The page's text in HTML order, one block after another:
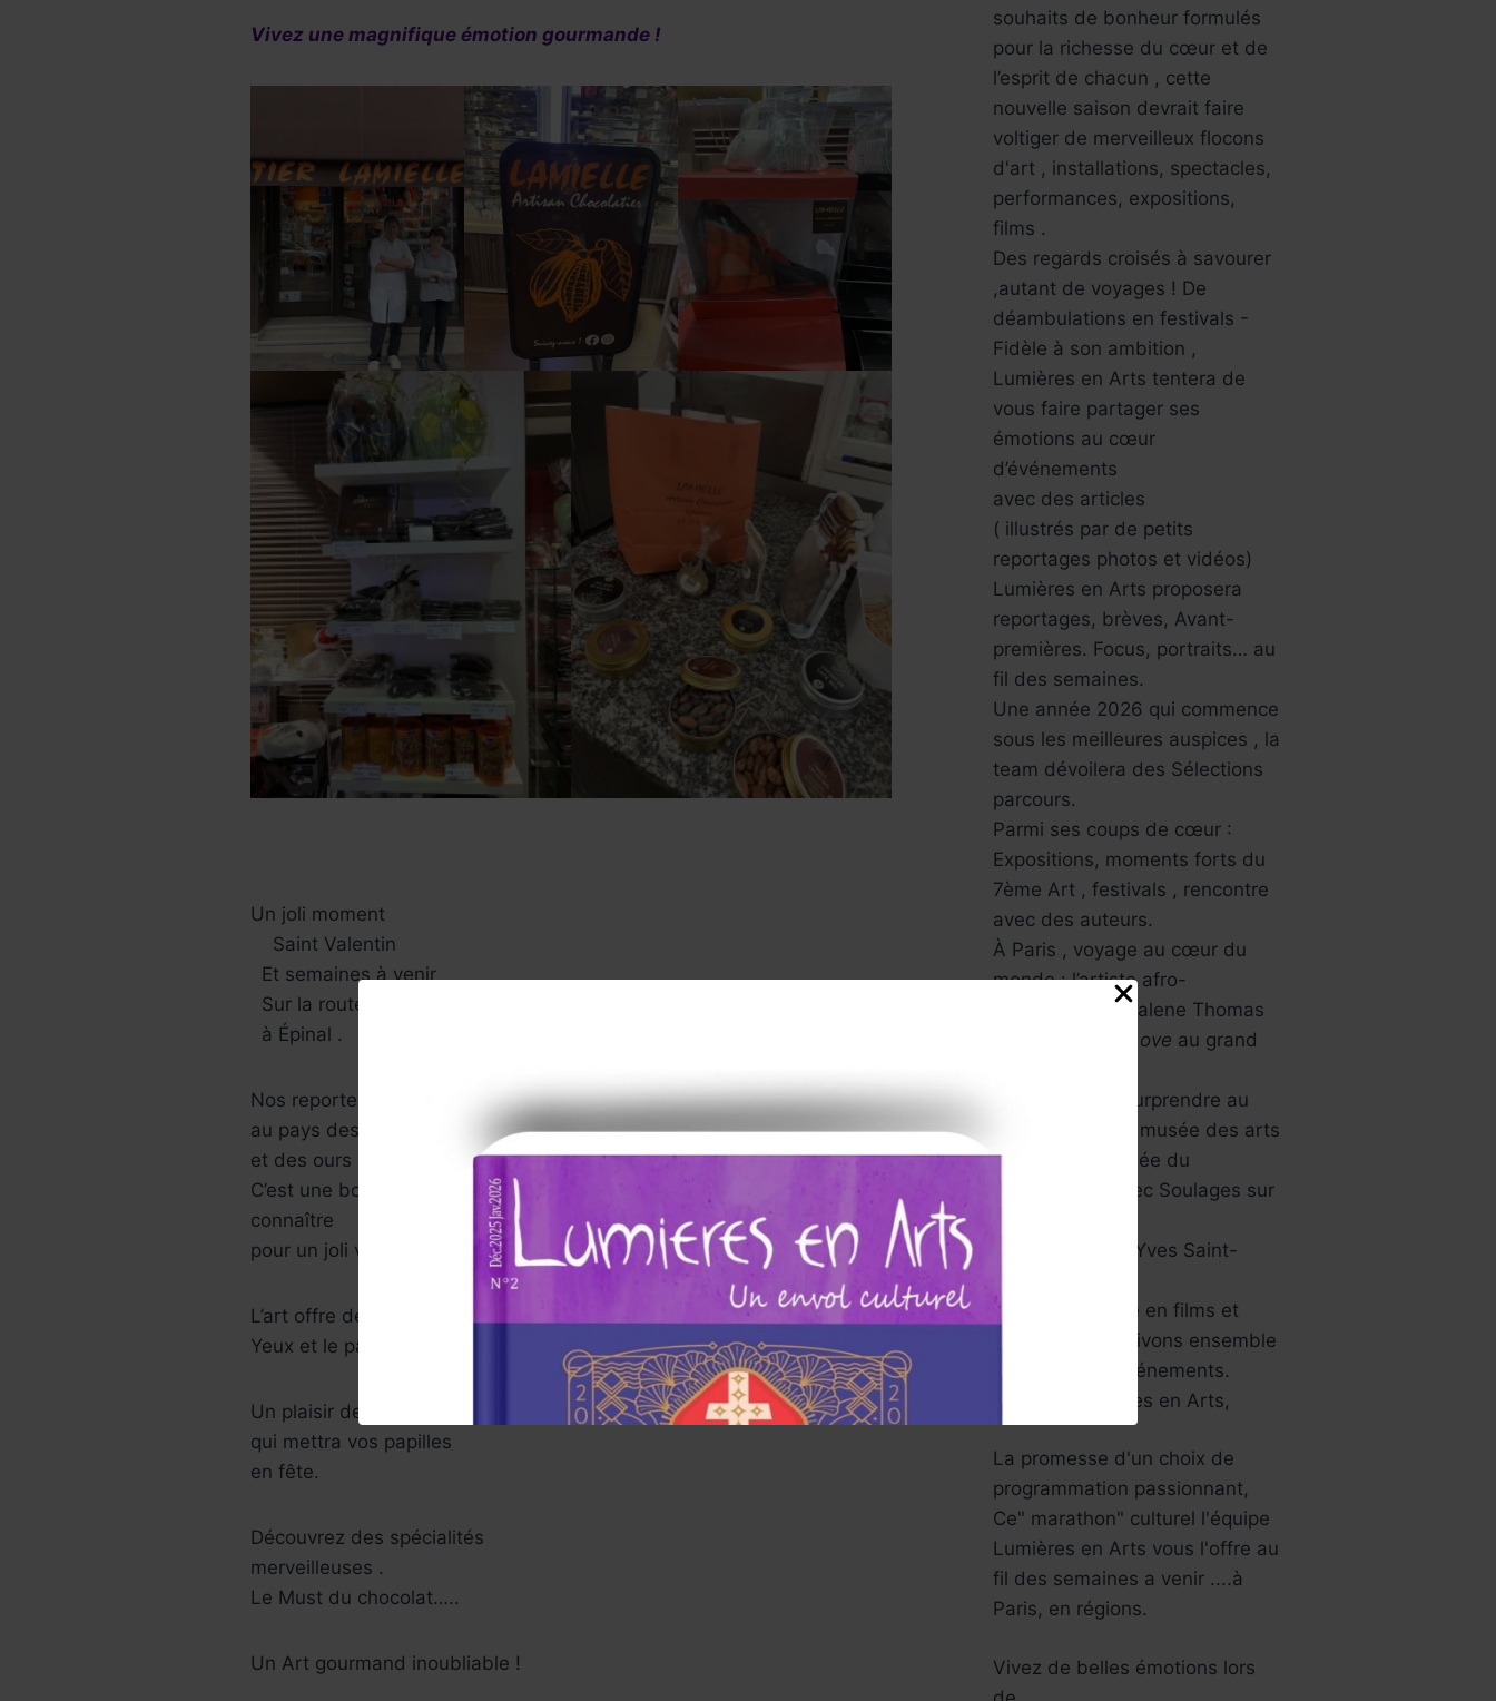
Vivez une magnifique émotion gourmande !
Un joli moment
Saint Valentin
Et semaines à venir
Sur la route de Pâques
à Épinal .
Nos reporters ravis
au pays des lapins
et des ours ..
C’est une boutique Chocolaterie à
connaître
pour un joli voyage .
L’art offre de belles sensations pour les
Yeux et le palais .
Un plaisir de délices
qui mettra vos papilles
en fête.
Découvrez des spécialités
merveilleuses .
Le Must du chocolat…..
Un Art gourmand inoubliable !
souhaits de bonheur formulés
pour la richesse du cœur et de
l’esprit de chacun , cette
nouvelle saison devrait faire
voltiger de merveilleux flocons
d'art , installations, spectacles,
performances, expositions,
films .
Des regards croisés à savourer
,autant de voyages ! De
déambulations en festivals -
Fidèle à son ambition ,
Lumières en Arts tentera de
vous faire partager ses
émotions au cœur
d’événements
avec des articles
( illustrés par de petits
reportages photos et vidéos)
Lumières en Arts proposera
reportages, brèves, Avant-
premières. Focus, portraits… au
fil des semaines.
Une année 2026 qui commence
sous les meilleures auspices , la
team dévoilera des Sélections
parcours.
Parmi ses coups de cœur :
Expositions, moments forts du
7ème Art , festivals , rencontre
avec des auteurs.
À Paris , voyage au cœur du
monde : l’artiste afro-
américaine Mickalene Thomas
All About Love au grand
L’Asie va vous surprendre au
musée Guimet , musée des arts
asiatiques , Musée du
Luxembourg avec Soulages sur
Aussi le musée Yves Saint-
Une année riche en films et
festivals, bref ,vivons ensemble
tous ces jolis événements.
L’équipe Lumières en Arts,
La promesse d'un choix de
programmation passionnant,
Ce" marathon" culturel l'équipe
Lumières en Arts vous l'offre au
fil des semaines a venir ....à
Paris, en régions.
Vivez de belles émotions lors